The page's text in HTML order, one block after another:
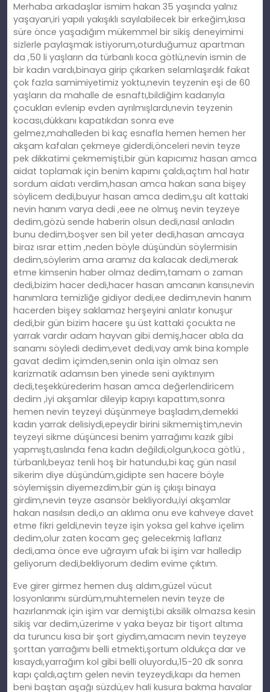
Merhaba arkadaşlar ismim hakan 35 yaşında yalnız
yaşayan,iri yapılı yakışıklı sayılabilecek bir erkeğim,kısa
süre önce yaşadığım mükemmel bir sikiş deneyimimi
sizlerle paylaşmak istiyorum,oturduğumuz apartman
da ,50 li yaşların da türbanlı koca götlü,nevin ismin de
bir kadın vardı,binaya girip çıkarken selamlaşırdık fakat
çok fazla samimiyetimiz yoktu,nevin teyzenin eşi de 60
yaşların da mahalle de esnaftı,bildiğim kadarıyla
çocukları evlenip evden ayrılmışlardı,nevin teyzenin
kocası,dükkanı kapatıkdan sonra eve
gelmez,mahalleden bi kaç esnafla hemen hemen her
akşam kafaları çekmeye giderdi,önceleri nevin teyze
pek dikkatimi çekmemişti,bir gün kapıcımız hasan amca
aidat toplamak için benim kapımı çaldı,açtım hal hatır
sordum aidatı verdim,hasan amca hakan sana bişey
söylicem dedi,buyur hasan amca dedim,şu alt kattaki
nevin hanım varya dedi ,eee ne olmuş nevin teyzeye
dedim,gözü sende haberin olsun dedi,nasıl anladın
bunu dedim,boşver sen bil yeter dedi,hasan amcaya
biraz ısrar ettim ,neden böyle düşündün söylermisin
dedim,söylerim ama aramız da kalacak dedi,merak
etme kimsenin haber olmaz dedim,tamam o zaman
dedi,bizim hacer dedi,hacer hasan amcanın karısı,nevin
hanımlara temizliğe gidiyor dedi,ee dedim,nevin hanım
hacerden bişey saklamaz herşeyini anlatır konuşur
dedi,bir gün bizim hacere şu üst kattaki çocukta ne
yarrak vardır adam hayvan gibi demiş,hacer abla da
sanamı söyledi dedim,evet dedi,vay amk bina komple
gavat dedim içimden,senin onla işin olmaz sen
karizmatik adamsın ben yinede seni ayıktırıyım
dedi,teşekkürederim hasan amca değerlendiricem
dedim ,iyi akşamlar dileyip kapıyı kapattım,sonra
hemen nevin teyzeyi düşünmeye başladım,demekki
kadın yarrak delisiydi,epeydir birini sikmemiştim,nevin
teyzeyi sikme düşüncesi benim yarrağımı kazık gibi
yapmıştı,aslında fena kadın değildi,olgun,koca götlü ,
türbanlı,beyaz tenli hoş bir hatundu,bi kaç gün nasıl
sikerim diye düşündüm,gidipte sen hacere böyle
söylemişsin diyemezdim,bir gün iş çıkışı binaya
girdim,nevin teyze asansör bekliyordu,iyi akşamlar
hakan nasılsın dedi,o an aklıma onu eve kahveye davet
etme fikri geldi,nevin teyze işin yoksa gel kahve içelim
dedim,olur zaten kocam geç gelecekmiş laflarız
dedi,ama önce eve uğrayım ufak bi işim var halledip
geliyorum dedi,bekliyorum dedim evime çıktım.
Eve girer girmez hemen duş aldım,güzel vücut
losyonlarımı sürdüm,muhtemelen nevin teyze de
hazırlanmak için işim var demişti,bi aksilik olmazsa kesin
sikiş var dedim,üzerime v yaka beyaz bir tişort altıma
da turuncu kısa bir şort giydim,amacım nevin teyzeye
şorttan yarrağımı belli etmekti,şortum oldukça dar ve
kısaydı,yarrağım kol gibi belli oluyordu,15-20 dk sonra
kapı çaldı,açtım gelen nevin teyzeydi,kapı da hemen
beni baştan aşağı süzdü,ev hali kusura bakma havalar